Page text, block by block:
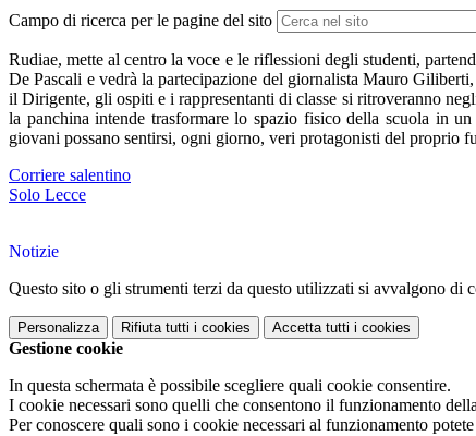
Campo di ricerca per le pagine del sito
Rudiae, mette al centro la voce e le riflessioni degli studenti,
De Pascali e vedrà la partecipazione del giornalista Mauro
il Dirigente, gli ospiti e i rappresentanti di classe si ritroveranno
la panchina intende trasformare lo spazio fisico della scuola in
giovani possano sentirsi, ogni giorno, veri protagonisti del proprio
Corriere salentino
Solo Lecce
Notizie
Questo sito o gli strumenti terzi da questo utilizzati si avvalgono di
Personalizza Rifiuta tutti i cookies Accetta tutti i cookies
Gestione cookie
In questa schermata è possibile scegliere quali cookie consentire.
I cookie necessari sono quelli che consentono il funzionamento
Per conoscere quali sono i cookie necessari al funzionamento